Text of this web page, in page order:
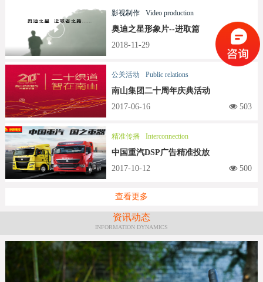
影视制作 Video production
奥迪之星形象片--进取篇
2018-11-29
509
公关活动 Public relations
南山集团二十周年庆典活动
2017-06-16
503
精准传播 Interconnection
中国重汽DSP广告精准投放
2017-10-12
500
查看更多
资讯动态
INFORMATION DYNAMICS